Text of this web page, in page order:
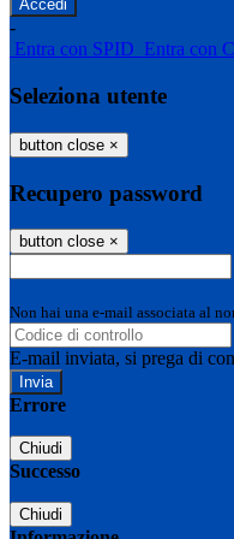
-
Entra con SPID Entra con
Seleziona utente
button close ×
Recupero password
button close ×
Non hai una e-mail associata al
E-mail inviata, si prega di
Errore
Chiudi
Successo
Chiudi